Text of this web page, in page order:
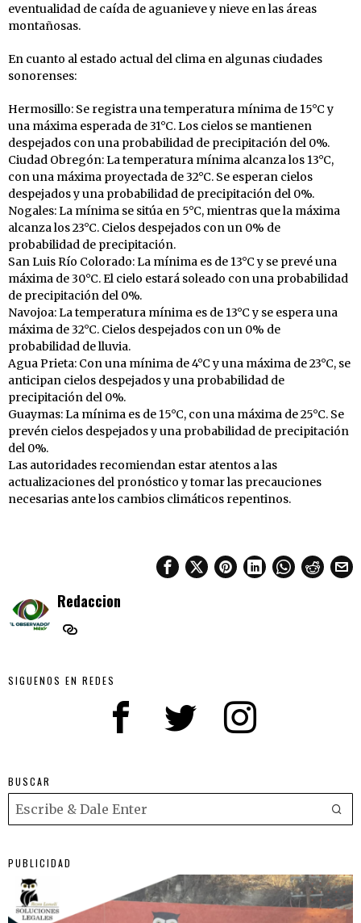
eventualidad de caída de aguanieve y nieve en las áreas
montañosas.
En cuanto al estado actual del clima en algunas ciudades
sonorenses:
Hermosillo: Se registra una temperatura mínima de 15°C y
una máxima esperada de 31°C. Los cielos se mantienen
despejados con una probabilidad de precipitación del 0%.
Ciudad Obregón: La temperatura mínima alcanza los 13°C,
con una máxima proyectada de 32°C. Se esperan cielos
despejados y una probabilidad de precipitación del 0%.
Nogales: La mínima se sitúa en 5°C, mientras que la máxima
alcanza los 23°C. Cielos despejados con un 0% de
probabilidad de precipitación.
San Luis Río Colorado: La mínima es de 13°C y se prevé una
máxima de 30°C. El cielo estará soleado con una probabilidad
de precipitación del 0%.
Navojoa: La temperatura mínima es de 13°C y se espera una
máxima de 32°C. Cielos despejados con un 0% de
probabilidad de lluvia.
Agua Prieta: Con una mínima de 4°C y una máxima de 23°C, se
anticipan cielos despejados y una probabilidad de
precipitación del 0%.
Guaymas: La mínima es de 15°C, con una máxima de 25°C. Se
prevén cielos despejados y una probabilidad de precipitación
del 0%.
Las autoridades recomiendan estar atentos a las
actualizaciones del pronóstico y tomar las precauciones
necesarias ante los cambios climáticos repentinos.
Redaccion
SIGUENOS EN REDES
BUSCAR
PUBLICIDAD